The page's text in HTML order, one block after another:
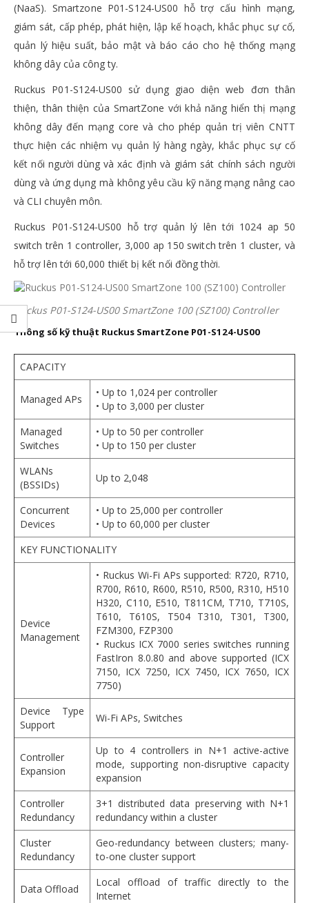
(NaaS). Smartzone P01-S124-US00 hỗ trợ cấu hình mạng,
giám sát, cấp phép, phát hiện, lập kế hoạch, khắc phục sự cố,
quản lý hiệu suất, bảo mật và báo cáo cho hệ thống mạng
không dây của công ty.
Ruckus P01-S124-US00 sử dụng giao diện web đơn thân
thiện, thân thiện của SmartZone với khả năng hiển thị mạng
không dây đến mạng core và cho phép quản trị viên CNTT
thực hiện các nhiệm vụ quản lý hàng ngày, khắc phục sự cố
kết nối người dùng và xác định và giám sát chính sách người
dùng và ứng dụng mà không yêu cầu kỹ năng mạng nâng cao
và CLI chuyên môn.
Ruckus P01-S124-US00 hỗ trợ quản lý lên tới 1024 ap 50
switch trên 1 controller, 3,000 ap 150 switch trên 1 cluster, và
hỗ trợ lên tới 60,000 thiết bị kết nối đồng thời.
Ruckus P01-S124-US00 SmartZone 100 (SZ100) Controller
Thông số kỹ thuật Ruckus SmartZone P01-S124-US00
CAPACITY
Managed APs
• Up to 1,024 per controller
• Up to 3,000 per cluster
Managed
Switches
• Up to 50 per controller
• Up to 150 per cluster
WLANs
(BSSIDs)
Up to 2,048
Concurrent
Devices
• Up to 25,000 per controller
• Up to 60,000 per cluster
KEY FUNCTIONALITY
Device
Management
• Ruckus Wi-Fi APs supported: R720, R710,
R700, R610, R600, R510, R500, R310, H510
H320, C110, E510, T811CM, T710, T710S,
T610, T610S, T504 T310, T301, T300,
FZM300, FZP300
• Ruckus ICX 7000 series switches running
FastIron 8.0.80 and above supported (ICX
7150, ICX 7250, ICX 7450, ICX 7650, ICX
7750)
Device Type
Support
Wi-Fi APs, Switches
Controller
Expansion
Up to 4 controllers in N+1 active-active
mode, supporting non-disruptive capacity
expansion
Controller
Redundancy
3+1 distributed data preserving with N+1
redundancy within a cluster
Cluster
Redundancy
Geo-redundancy between clusters; many-
to-one cluster support
Data Offload
Local offload of traffic directly to the
Internet